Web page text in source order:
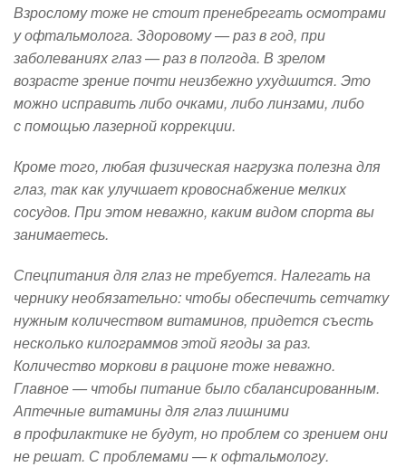
Взрослому тоже не стоит пренебрегать осмотрами
у офтальмолога. Здоровому — раз в год, при
заболеваниях глаз — раз в полгода. В зрелом
возрасте зрение почти неизбежно ухудшится. Это
можно исправить либо очками, либо линзами, либо
с помощью лазерной коррекции.
Кроме того, любая физическая нагрузка полезна для
глаз, так как улучшает кровоснабжение мелких
сосудов. При этом неважно, каким видом спорта вы
занимаетесь.
Спецпитания для глаз не требуется. Налегать на
чернику необязательно: чтобы обеспечить сетчатку
нужным количеством витаминов, придется съесть
несколько килограммов этой ягоды за раз.
Количество моркови в рационе тоже неважно.
Главное — чтобы питание было сбалансированным.
Аптечные витамины для глаз лишними
в профилактике не будут, но проблем со зрением они
не решат. С проблемами — к офтальмологу.